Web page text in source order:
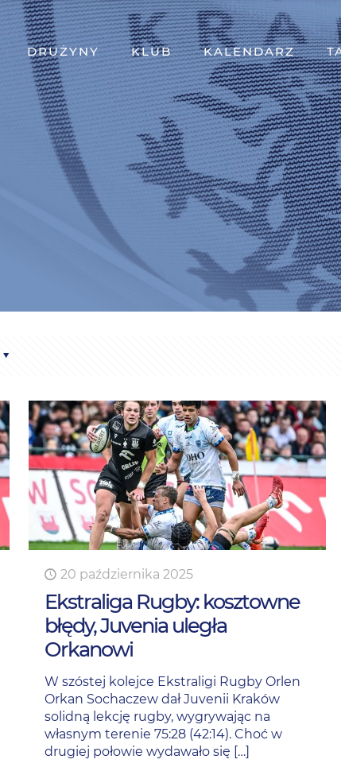
DRUŻYNY KLUB KALENDARZ
20 października 2025
Ekstraliga Rugby: kosztowne
błędy, Juvenia uległa
Orkanowi
W szóstej kolejce Ekstraligi Rugby Orlen
Orkan Sochaczew dał Juvenii Kraków
solidną lekcję rugby, wygrywając na
własnym terenie 75:28 (42:14). Choć w
drugiej połowie wydawało się […]